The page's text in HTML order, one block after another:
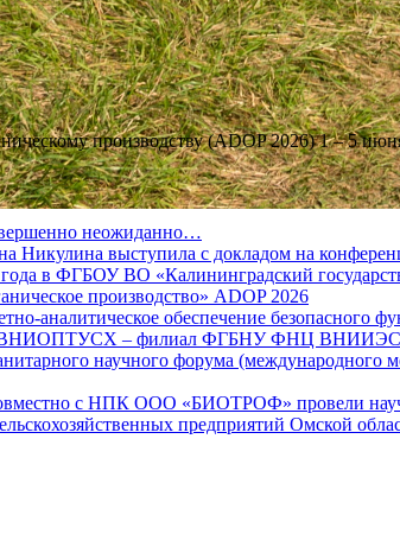
производству (ADOP 2026) 1 – 5
неожиданно…
выступила с докладом на
в ФГБОУ ВО «Калининградский
производство» ADOP 2026
аналитическое обеспечение
во ВНИОПТУСХ – филиал ФГБНУ ФНЦ
научного форума
с НПК ООО «БИОТРОФ» провели
предприятий Омской